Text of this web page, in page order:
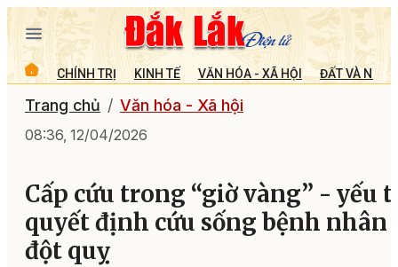
CHÍNH TRỊ KINH TẾ VĂN HÓA - XÃ HỘI ĐẤT VÀ
Trang chủ Văn hóa - Xã hội
08:36, 12/04/2026
Cấp cứu trong “giờ vàng” - yếu
quyết định cứu sống bệnh nhân
đột quỵ